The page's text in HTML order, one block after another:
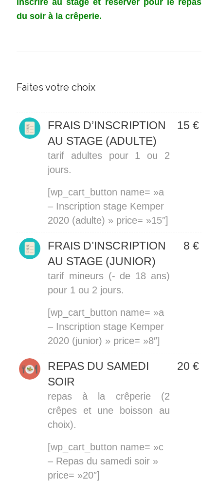
inscrire au stage et réserver pour le repas
du soir à la crêperie.
Faites votre choix
FRAIS D’INSCRIPTION
AU STAGE (ADULTE)
15 €
tarif adultes pour 1 ou 2
jours.
[wp_cart_button name= »a
– Inscription stage Kemper
2020 (adulte) » price= »15″]
FRAIS D’INSCRIPTION
AU STAGE (JUNIOR)
8 €
tarif mineurs (- de 18 ans)
pour 1 ou 2 jours.
[wp_cart_button name= »a
– Inscription stage Kemper
2020 (junior) » price= »8″]
REPAS DU SAMEDI
SOIR
20 €
repas à la crêperie (2
crêpes et une boisson au
choix).
[wp_cart_button name= »c
– Repas du samedi soir »
price= »20″]